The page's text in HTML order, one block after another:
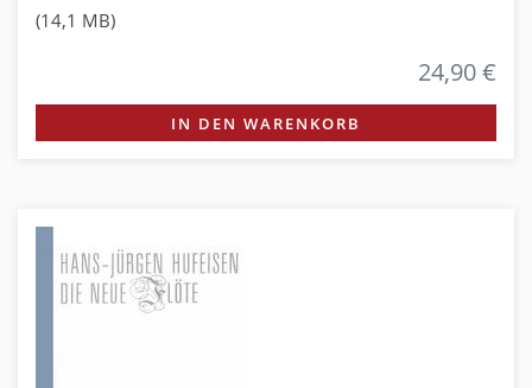
(14,1 MB)
24,90 €
IN DEN WARENKORB